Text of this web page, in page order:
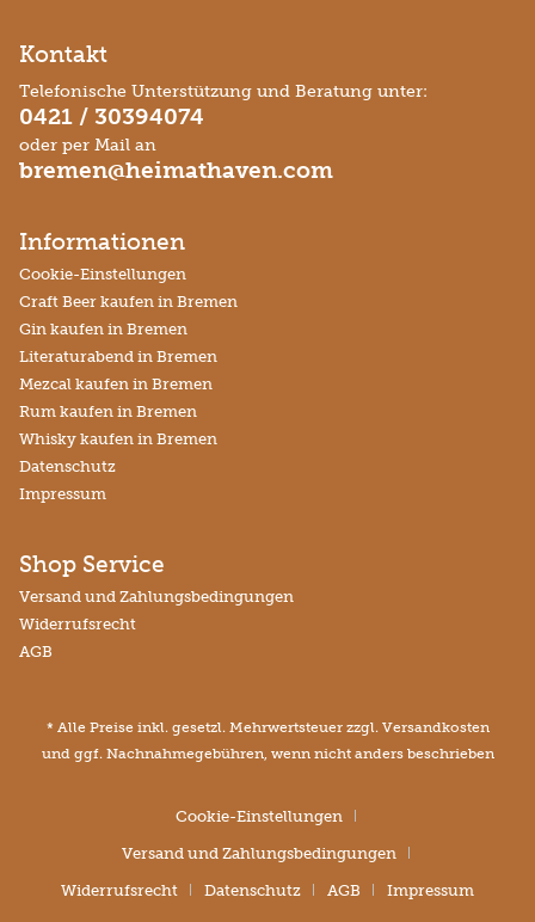
Kontakt
Telefonische Unterstützung und Beratung unter:
0421 / 30394074
oder per Mail an
bremen@heimathaven.com
Informationen
Cookie-Einstellungen
Craft Beer kaufen in Bremen
Gin kaufen in Bremen
Literaturabend in Bremen
Mezcal kaufen in Bremen
Rum kaufen in Bremen
Whisky kaufen in Bremen
Datenschutz
Impressum
Shop Service
Versand und Zahlungsbedingungen
Widerrufsrecht
AGB
* Alle Preise inkl. gesetzl. Mehrwertsteuer zzgl. Versandkosten
und ggf. Nachnahmegebühren, wenn nicht anders beschrieben
Cookie-Einstellungen
Versand und Zahlungsbedingungen
Widerrufsrecht Datenschutz AGB Impressum